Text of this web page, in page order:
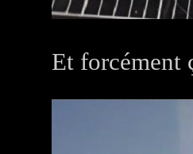
Et forcément